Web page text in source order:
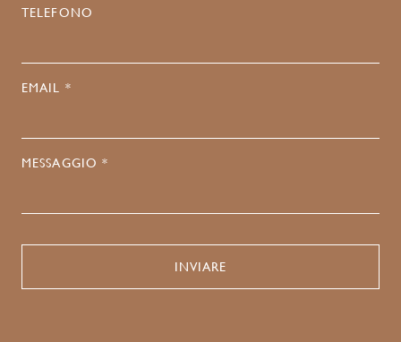
TELEFONO
EMAIL *
MESSAGGIO *